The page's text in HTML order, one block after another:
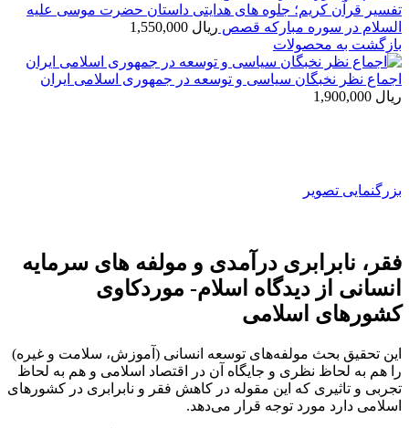
تفسیر قرآن کریم؛ جلوه های هدایتی داستان حضرت موسی علیه
السلام در سوره مبارکه قصص ریال
بازگشت به محصولات
اجماع نظر نخبگان سیاسی و توسعه در جمهوری اسلامی ایران
ریال
بزرگنمایی تصویر
فقر، نابرابری درآمدی و مولفه های سرمایه
انسانی از دیدگاه اسلام- موردکاوی
کشورهای اسلامی
این تحقیق بحث مولفه‌های توسعه انسانی (آموزش، سلامت و غیره)
را هم به لحاظ نظری و جایگاه آن در اقتصاد اسلامی و هم به لحاظ
تجربی و تاثیری که این مقوله در کاهش فقر و نابرابری در کشورهای
اسلامی دارد مورد توجه قرار می‌دهد.